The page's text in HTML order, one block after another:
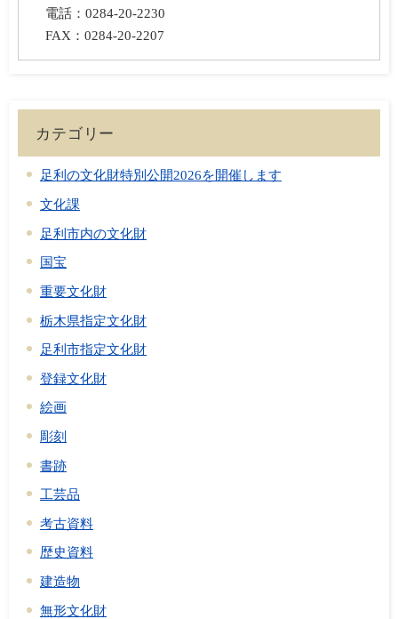
電話： 0284-20-2230
FAX： 0284-20-2207
カテゴリー
足利の文化財特別公開2026を開催します
文化課
足利市内の文化財
国宝
重要文化財
栃木県指定文化財
足利市指定文化財
登録文化財
絵画
彫刻
書跡
工芸品
考古資料
歴史資料
建造物
無形文化財